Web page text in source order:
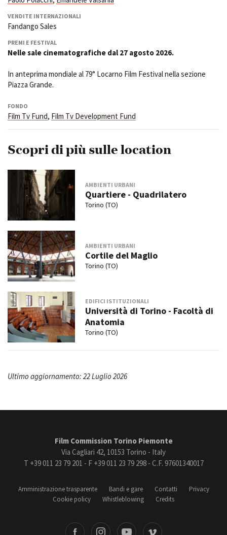
VENDITE INTERNAZIONALI
Fandango Sales
PREMI E FESTIVAL
Nelle sale cinematografiche dal 27 agosto 2026.
In anteprima mondiale al 79° Locarno Film Festival nella sezione
Piazza Grande.
FONDO
Film Tv Fund, Film Tv Development Fund
Scopri di più sulle location
AMBIENTI URBANI
Quartiere - Quadrilatero
Torino (TO)
AMBIENTI URBANI
Cortile del Maglio
Torino (TO)
EDIFICI ISTITUZIONALI
Università di Torino - Facoltà di
Anatomia
Torino (TO)
Ultimo aggiornamento: 22 Luglio 2026
Film Commission Torino Piemonte
Via Cagliari 42, 10153 Torino - Italy
T +39 011 23 79 201 - F +39 011 23 79 298 - C.F. 97601340017
Amministrazione trasparente Bandi e gare Contatti
Privacy
Cookie policy
Whistleblowing Credits
Vimeo